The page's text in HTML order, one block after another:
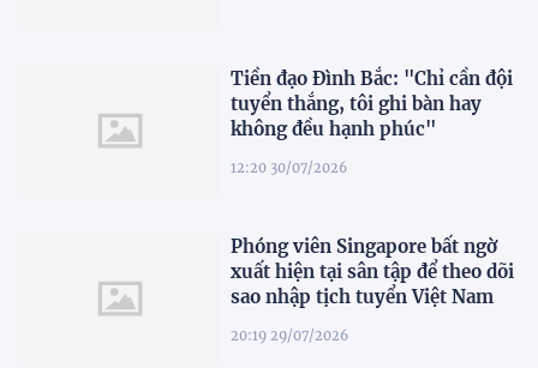
Tiền đạo Đình Bắc: "Chỉ cần đội
tuyển thắng, tôi ghi bàn hay
không đều hạnh phúc"
12:20 30/07/2026
Phóng viên Singapore bất ngờ
xuất hiện tại sân tập để theo dõi
sao nhập tịch tuyển Việt Nam
20:19 29/07/2026